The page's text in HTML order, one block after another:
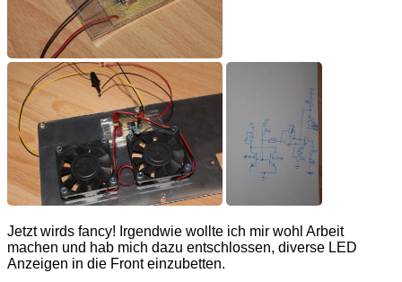
Jetzt wirds fancy! Irgendwie wollte ich mir wohl Arbeit
machen und hab mich dazu entschlossen, diverse LED
Anzeigen in die Front einzubetten.